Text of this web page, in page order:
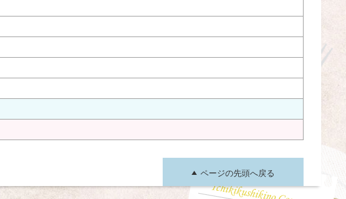
ページの先頭へ戻る